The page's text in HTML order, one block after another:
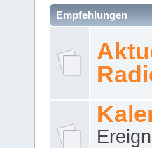
Empfehlungen